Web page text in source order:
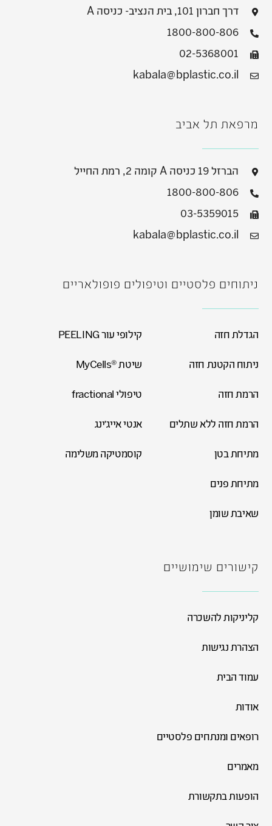
דרך חברון 101, בית הנציב- כניסה A
1800-800-806
02-5368001
kabala@bplastic.co.il
מרפאת תל אביב
הברזל 19 כניסה A קומה 2, רמת החייל
1800-800-806
03-5359015
kabala@bplastic.co.il
ניתוחים פלסטיים וטיפולים פופולאריים
הגדלת חזה
ניתוח הקטנת חזה
הרמת חזה
הרמת חזה ללא שתלים
מתיחת בטן
מתיחת פנים
שאיבת שומן
קילופי עור PEELING
שיטת ®MyCells
טיפולי fractional
אנטי אייג'ינג
קוסמטיקה משלימה
קישורים שימושיים
קליניקות להשכרה
הצהרת נגישות
עמוד הבית
אודות
רופאים ומנתחים פלסטיים
מאמרים
הופעות בתקשורת